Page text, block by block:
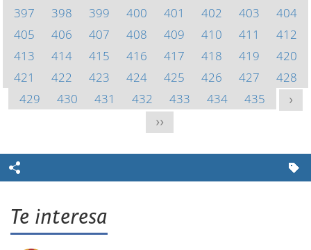
397
398 399 400 401 402 403
404
405
406 407 408 409 410 411
412
413
414 415 416 417 418 419
420
421
422 423 424 425 426 427
428
429
430 431 432 433 434 435
>
>>
Te interesa